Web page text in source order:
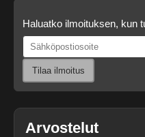
Arvostelut
Haluatko ilmoituksen, kun
Tilaa ilmoitus